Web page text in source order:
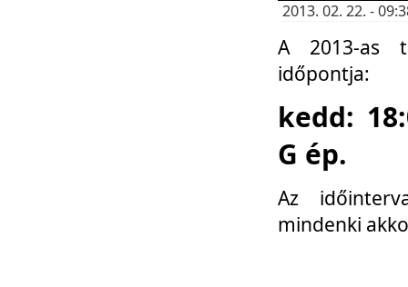
2013. 02. 22. -
A 2013-as
időpontja:
kedd:
G ép.
Az
mindenki